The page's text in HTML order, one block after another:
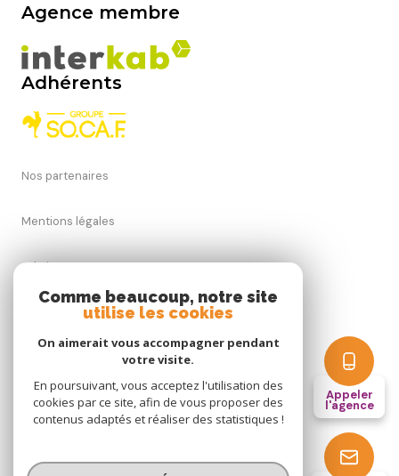
Appeler
l'agence
Agence membre
Adhérents
Nos partenaires
Mentions légales
Admin
Nos honoraires
Cookies
© 2026 | Tous droits réservés
Comme beaucoup, notre site
utilise les cookies
On aimerait vous accompagner pendant
votre visite.
En poursuivant, vous acceptez l'utilisation des
cookies par ce site, afin de vous proposer des
contenus adaptés et réaliser des statistiques !